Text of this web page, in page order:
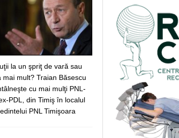
la un şpriţ de vară sau
mai mult? Traian Băsescu
cu mai mulţi PNL-
PDL, din Timiş în localul
PNL Timişoara